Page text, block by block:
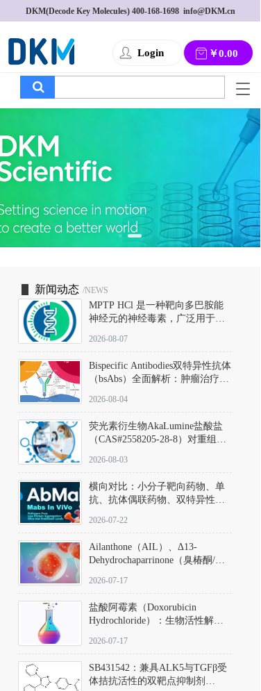
DKM(Decode Key Molecules) 400-168-1698
  info@DKM.cn
Login ￥0.00
T
g
g
l
a
v
i
g
a
新闻动态 /NEWS
MPTP HCl 是一种靶向多巴胺能
神经元的神经毒素，广泛用于构
以盐酸盐形式存在，可触发线粒
体介导的神经元凋亡。其经典应
用即为选择性损毁中脑黑质致密
部多巴胺能神经元，从而可靠模
拟帕金森病的核心病理与行为表
2026-08-07
Bispecific Antibodies双特异性抗体
（bsAbs）全面解析：肿瘤治疗的
2026-08-04
荧光素衍生物AkaLumine盐酸盐
（CAS#2558205-28-8）对重组萤
数（Km）为2.06 μM；其近红外
发光特性赋予优异的组织穿透能
力，大幅增强成像信噪比，从而
实现活体动物模型中极低给药剂
量下的高灵敏度、非侵入式生物
2026-08-03
横向对比：小分子靶向药物、单
抗、抗体偶联药物、双特异性抗
及应用瓶颈
2026-07-22
Ailanthone（AIL）、Δ13-
Dehydrochaparrinone（臭椿酮/臭
DKM货号 D806885
2026-07-17
盐酸阿霉素（Doxorubicin
Hydrochloride）：生物活性解
范
2026-07-17
SB431542：兼具ALK5与TGFβ受
体拮抗活性的双靶点抑制剂